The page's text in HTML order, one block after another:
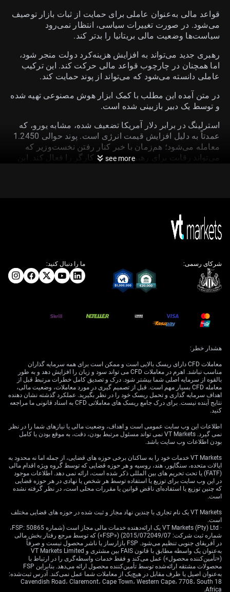
قواعد مالی به‌عنوان عاملی برای حمایت از ثبات بازار توصیف
می‌شود. در صورت تغییرات سیاسی، انتظار نمی‌رود
سیاست‌ها وضعیت مالی بریتانیا را بدتر کند.
رهبری جدید می‌تواند به افزایش هزینه‌کرد دولت منجر شود،
اما همچنان در چارچوب قواعد مالی حرکت کند. این ترکیب
عاملی دانسته می‌شود که می‌تواند از پوند حمایت کند.
در متن آمده این مطلب با کمک ابزار هوش مصنوعی تهیه شده
و توسط یک دبیر بازبینی شده است.
استرلینگ در برابر دلار آمریکا تضعیف شده، مشابه یورو، که
عمدتاً به دلیل افزایش قیمت انرژی است. پوند حوالی 1.2450
معامله می‌شود؛ هم‌زمان با خبر کنار رفتن نخست‌وزیر که
می‌تواند رقابت برای رهبری در حزب کارگر را فعال کند. این
کوتاه‌مدت
است. برای نمونه، «نوسان ضمنی» یک‌ماهه (implied
volatility؛ برآورد نوسان آینده از قیمت اختیار معامله) برای
«اختیار معامله»‌های (options؛ قراردادهایی که حق خرید/
6.5% به بیش از 8.5% رسیده است. با این حال، انتظار می‌رود
این دوره بی‌ثباتی کوتاه باشد و می‌تواند فرصت ایجاد کند.
محدودیت‌ها و چارچوب‌های بودجه‌ای مانند سقف بدهی/
کسری یا مسیر کاهش نسبت بدهی) برای بازارها عامل ثبات
بوده و در تضاد با نوسان دوره کوتاه نخست‌وزیری لیز تراس
در سال 2022 قرار می‌گیرد. این چارچوب احتمالاً صرف‌نظر
از اینکه چه کسی رهبری حزب را بر عهده بگیرد، حفظ
در گذشته، آرامش نسبی بازار گیلت در طول 2025 بر همین
مؤثر اوراق) گیلت 10ساله بریتانیا با اخبار سیاسی اخیر تا
4.35% بالا رفته، انتظار «فروش سنگین» (sell-off؛ افت شدید
قیمت در اثر فروش گسترده) وجود ندارد. موضوع مهم‌تر برای
جهت حرکت پوند، تصویر کلی اقتصاد است؛ از جمله افزایش
gas futures؛ قرارداد خرید/فروش برای زمان آینده با قیمت
مشخص) در ماه گذشته.
بنابراین جهش نوسان ضمنی بیش از اندازه به نظر می‌رسد و
می‌تواند فرصت معامله باشد. پیشنهاد می‌شود معامله‌گران به
«فروش نوسان کوتاه‌مدت استرلینگ» فکر کنند؛ برای مثال از
طریق فروش «استرنگل» یا «پوت» (strangle؛ ترکیب فروش
اختیار خرید و اختیار فروش با قیمت‌های اعمال متفاوت /
see more
ما را دنبال کنید: شرکای رسمی:
هشدار خطر:
معاملات CFD دارای ریسک بالایی است و ممکن است برای همه سرمایه گذاران
مناسب نباشد. اهرم در معاملات CFD می تواند سود و زیان را افزایش دهد و به طور
بالقوه از سرمایه اصلی شما بیشتر شود. درک و تصدیق کامل خطرات مرتبط قبل از
معامله CFD بسیار مهم است. قبل از تصمیم گیری در مورد معاملات، وضعیت مالی،
اهداف سرمایه گذاری و تحمل ریسک خود را در نظر بگیرید. عملکرد گذشته نشان دهنده
نتایج آینده نیست. برای درک جامع ریسک های معاملاتی CFD به اسناد قانونی ما مراجعه
کنید.
اطلاعات این وب سایت عمومی است و اهداف، وضعیت مالی یا نیازهای شما را در نظر
نمی گیرد. VT Markets نمی تواند مسئول مرتبط بودن، دقت، به موقع بودن یا کامل
بودن اطلاعات وب سایت باشد.
VT Markets خدمات خود را به ساکنان برخی حوزه های قضایی، از جمله اما نه محدود به
ایالات متحده، سنگاپور، هند، روسیه و هر حوزه قضایی که توسط گروه ویژه اقدام مالی
(FATF) یا تحت تحریم های بین المللی ذکر شده است، ارائه نمی دهد. اطلاعات موجود
در این وب سایت برای توزیع یا استفاده توسط هر شخص یا نهادی در هر حوزه قضایی
که چنین توزیع یا استفاده‌ای ناقض قوانین یا مقررات محلی است، در نظر گرفته نشده
است.
VT Markets یک نام تجاری با چندین نهاد مجاز و ثبت شده در حوزه های قضایی مختلف
است.
· VT Markets (Pty) Ltd یک ارائه‌دهنده خدمات مالی مجاز است (شماره FSP: 50865،
شماره ثبت شرکت: 2015/072049/07) («FSP») که توسط مرجع رفتار بخش مالی
در آفریقای جنوبی تنظیم می‌شود. FSP بازارساز یا ناشر محصول نیست و صرفاً
به‌عنوان یک واسطه مطابق با قانون FAIS بین مشتری و VT Markets Limited
(«تأمین‌کننده محصول») عمل می‌کند و فقط خدمات واسطه‌گری را در ارتباط با
محصولات مشتقه ارائه‌شده توسط تأمین‌کننده محصول ارائه می‌دهد. بنابراین FSP
به‌عنوان اصیل یا طرف مقابل در هیچ‌یک از معاملات شما عمل نمی‌کند. آدرس ثبت‌شده:
18 Cavendish Road، Claremont، Cape Town، Western Cape، 7708، South
Africa.